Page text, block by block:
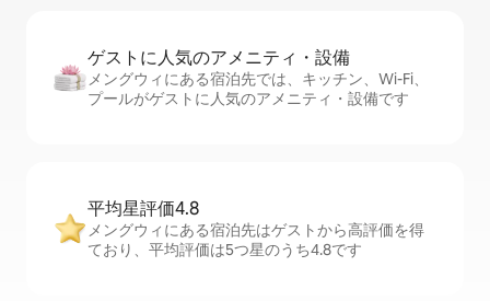
ゲストに人⁠気⁠のア⁠メ⁠ニ⁠テ⁠ィ・設⁠備
メングウィにある宿泊先では、キッチン、Wi-Fi、
プールがゲストに人気のアメニティ・設備です
平均星評価4.8
メングウィにある宿泊先はゲストから高評価を得
ており、平均評価は5つ星のうち4.8です